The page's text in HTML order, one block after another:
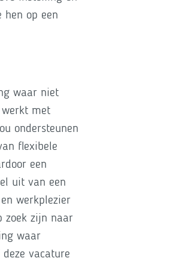
op een
waar niet
met
ondersteunen
flexibele
een
uit van een
werkplezier
zoek zijn naar
waar
vacature